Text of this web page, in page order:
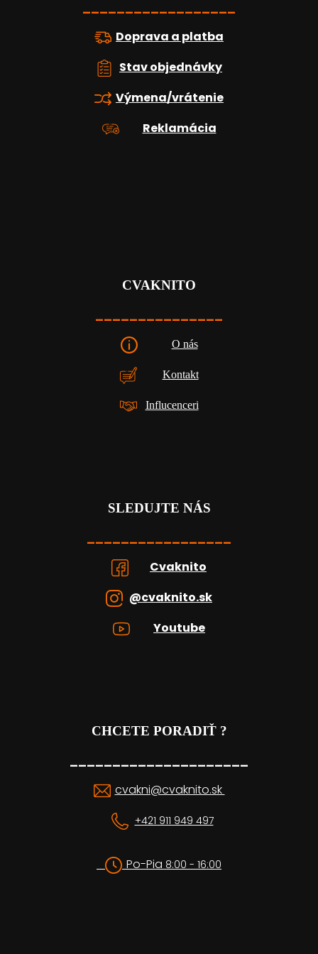
Doprava a platba
Stav objednávky
Výmena/vrátenie
Reklamácia
CVAKNITO
O nás
Kontakt
Influcenceri
SLEDUJTE NÁS
Cvaknito
@cvaknito.sk
Youtube
CHCETE PORADIŤ ?
cvakni@cvaknito.sk
+421 911 949 497
Po-Pia 8:00 - 16:00